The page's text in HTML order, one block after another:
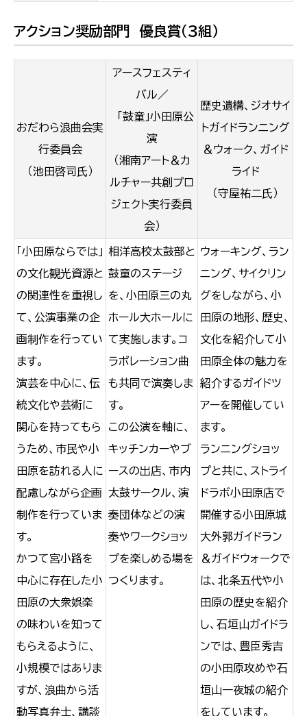
アクション奨励部門 優良賞（３組）
おだわら浪曲会実
行委員会
（池田啓司氏）
アースフェスティ
バル／
「鼓童」小田原公
演
（湘南アート＆カ
ルチャー共創プロ
ジェクト実行委員
会）
歴史遺構、ジオサイ
トガイドランニング
＆ウォーク、ガイド
ライド
（守屋祐二氏）
「小田原ならでは」
の文化観光資源と
の関連性を重視し
て、公演事業の企
画制作を行ってい
ます。
演芸を中心に、伝
統文化や芸術に
関心を持ってもら
うため、市民や小
田原を訪れる人に
配慮しながら企画
制作を行っていま
す。
かつて宮小路を
中心に存在した小
田原の大衆娯楽
の味わいを知って
もらえるように、
小規模ではありま
すが、浪曲から活
動写真弁士、講談
相洋高校太鼓部と
鼓童のステージ
を、小田原三の丸
ホール大ホールに
て実施します。コ
ラボレーション曲
も共同で演奏しま
す。
この公演を軸に、
キッチンカーやブ
ースの出店、市内
太鼓サークル、演
奏団体などの演
奏やワークショッ
プを楽しめる場を
つくります。
ウォーキング、ラン
ニング、サイクリン
グをしながら、小
田原の地形、歴史、
文化を紹介して小
田原全体の魅力を
紹介するガイドツ
アーを開催してい
ます。
ランニングショッ
プと共に、ストライ
ドラボ小田原店で
開催する小田原城
大外郭ガイドラン
＆ガイドウォークで
は、北条五代や小
田原の歴史を紹介
し、石垣山ガイドラ
ンでは、豊臣秀吉
の小田原攻めや石
垣山一夜城の紹介
をしています。